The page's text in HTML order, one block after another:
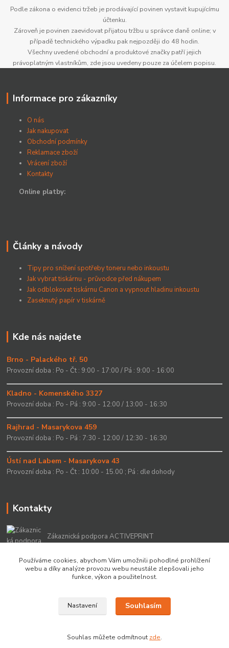
Podle zákona o evidenci tržeb je prodávající povinen vystavit kupujícímu
účtenku.
Zároveň je povinen zaevidovat přijatou tržbu u správce daně online; v
případě technického výpadku pak nejpozději do 48 hodin.
Všechny uvedené obchodní a produktové značky patří jejich
právoplatným vlastníkům, zde jsou uvedeny pouze za účelem popisu.
Informace pro zákazníky
O nás
Jak nakupovat
Obchodní podmínky
Reklamace zboží
Vrácení zboží
Kontakty
Online platby:
Články a návody
Tipy pro snížení spotřeby toneru nebo inkoustu
Jak vybrat tiskárnu - průvodce před nákupem
Jak odblokovat tiskárnu Canon a vypnout hladinu inkoustu
Zaseknutý papír v tiskárně
Kde nás najdete
Brno - Palackého tř. 50
Provozní doba : Po - Čt : 9:00 - 17:00 / Pá : 9:00 - 16:00
Kladno - Komenského 3327
Provozní doba : Po - Pá : 9:00 - 12:00 / 13:00 - 16:30
Rajhrad - Masarykova 459
Provozní doba : Po - Pá : 7:30 - 12:00 / 12:30 - 16:30
Ústí nad Labem - Masarykova 43
Provozní doba : Po - Čt : 10:00 - 15.00 ; Pá : dle dohody
Kontakty
Zákaznická podpora ACTIVEPRINT
+420 549 213 756
info@activeprint.cz
Copyright 2022 © ActivePrint s.r.o.
Používáme cookies, abychom Vám umožnili pohodlné prohlížení
webu a díky analýze provozu webu neustále zlepšovali jeho
funkce, výkon a použitelnost.
Nastavení Souhlasím
Souhlas můžete odmítnout zde.